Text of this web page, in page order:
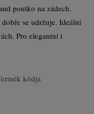
poutko na zádech.
se udržuje. Ideální
Pro elegantní i
kódja